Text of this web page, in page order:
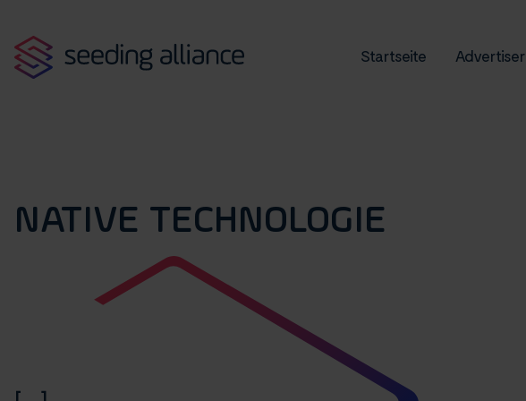
Startseite Advertiser
NATIVE TECHNOLOGIE